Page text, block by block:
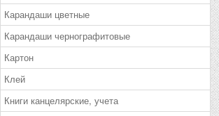
Карандаши цветные
Карандаши чернографитовые
Картон
Клей
Книги канцелярские, учета